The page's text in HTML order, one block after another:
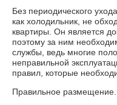
КОНТАКТЫ
НА ЗАМЕТКУ
РАЙОНЫ
Без периодического
как холодильник, не
квартиры. Он является
поэтому за ним
службы, ведь многие
неправильной
правил, которые
Правильное размещение.